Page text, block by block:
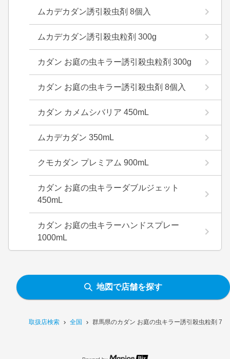
取扱店検索 全国 群馬県のカダン お庭の虫キラー誘引殺虫粒剤
ムカデカダン誘引殺虫剤 8個入
ムカデカダン誘引殺虫粒剤 300g
カダン お庭の虫キラー誘引殺虫粒剤 300g
カダン お庭の虫キラー誘引殺虫剤 8個入
カダン カメムシバリア 450mL
ムカデカダン 350mL
クモカダン プレミアム 900mL
カダン お庭の虫キラーダブルジェット
450mL
カダン お庭の虫キラーハンドスプレー
1000mL
地図で店舗を探す